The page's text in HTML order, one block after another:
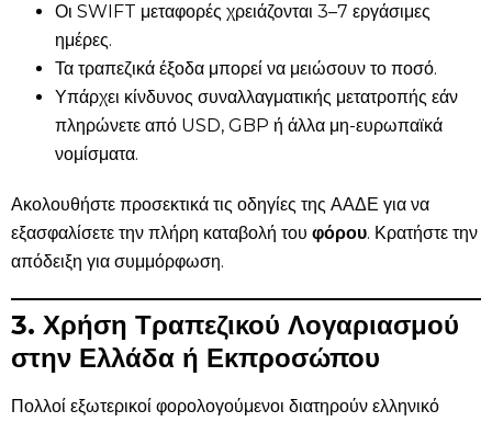
Οι SWIFT μεταφορές χρειάζονται 3–7 εργάσιμες
ημέρες.
Τα τραπεζικά έξοδα μπορεί να μειώσουν το ποσό.
Υπάρχει κίνδυνος συναλλαγματικής μετατροπής εάν
πληρώνετε από USD, GBP ή άλλα μη-ευρωπαϊκά
νομίσματα.
Ακολουθήστε προσεκτικά τις οδηγίες της ΑΑΔΕ για να
εξασφαλίσετε την πλήρη καταβολή του φόρου. Κρατήστε την
απόδειξη για συμμόρφωση.
3. Χρήση Τραπεζικού Λογαριασμού
στην Ελλάδα ή Εκπροσώπου
Πολλοί εξωτερικοί φορολογούμενοι διατηρούν ελληνικό